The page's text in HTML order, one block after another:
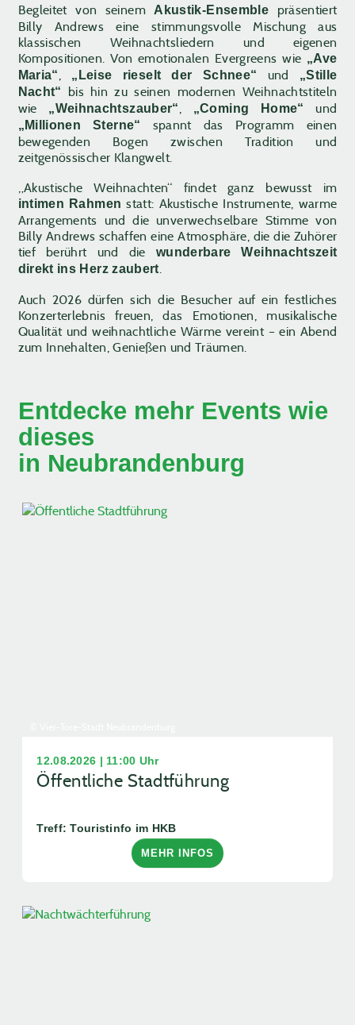
Begleitet von seinem
Akustik-Ensemble präsentiert
Billy Andrews eine stimmungsvolle Mischung aus
klassischen Weihnachtsliedern und eigenen
Kompositionen. Von emotionalen Evergreens wie „Ave
Maria“
„Leise rieselt der Schnee“ und
„Stille
Nacht“
bis hin zu seinen modernen Weihnachtstiteln
wie
„Weihnachtszauber“ „Coming Home“ und
„Millionen Sterne“
spannt das Programm einen
bewegenden Bogen zwischen Tradition und
zeitgenössischer Klangwelt.
„Akustische Weihnachten“ findet ganz bewusst im
intimen Rahmen statt: Akustische Instrumente, warme
Arrangements und die unverwechselbare Stimme von
Billy Andrews schaffen eine Atmosphäre, die die Zuhörer
tief berührt und die wunderbare Weihnachtszeit
direkt ins Herz zaubert
Auch 2026 dürfen sich die Besucher auf ein festliches
Konzerterlebnis freuen, das Emotionen, musikalische
Qualität und weihnachtliche Wärme vereint – ein Abend
zum Innehalten, Genießen und Träumen.
Entdecke mehr Events wie
dieses
in Neubrandenburg
12.08.2026 | 11:00 Uhr
Öffentliche Stadtführung
Treff: Touristinfo im HKB
MEHR INFOS